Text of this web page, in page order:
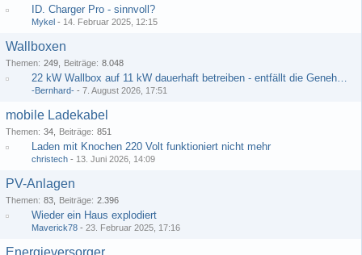
ID. Charger Pro - sinnvoll?
Mykel - 14. Februar 2025, 12:15
Wallboxen
Themen 249 Beiträge 8.048
22 kW Wallbox auf 11 kW dauerhaft betreiben - entfällt die Genehmigungspflicht?
-Bernhard- - 7. August 2026, 17:51
mobile Ladekabel
Themen 34 Beiträge 851
Laden mit Knochen 220 Volt funktioniert nicht mehr
christech - 13. Juni 2026, 14:09
PV-Anlagen
Themen 83 Beiträge 2.396
Wieder ein Haus explodiert
Maverick78 - 23. Februar 2025, 17:16
Energieversorger